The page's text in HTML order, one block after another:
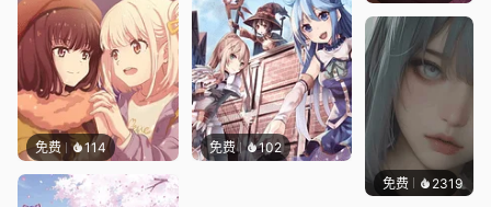
免费 114 免费 102
免费 2319辰东